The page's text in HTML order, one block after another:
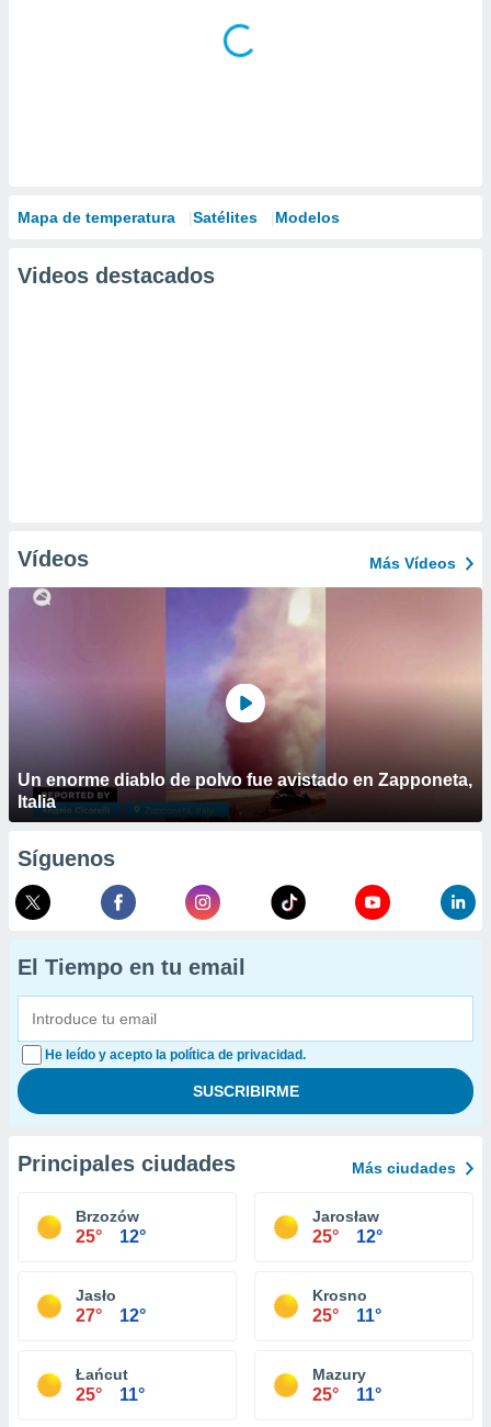
Mapa de temperatura Satélites Modelos
Videos destacados
Vídeos Más Vídeos
Un enorme diablo de polvo fue avistado en Zapponeta,
Italia
Síguenos
El Tiempo en tu email
He leído y acepto la política de privacidad.
Principales ciudades Más ciudades
Brzozów
25° 12°
Jarosław
25° 12°
Jasło
27° 12°
Krosno
25° 11°
Łańcut
25° 11°
Mazury
25° 11°